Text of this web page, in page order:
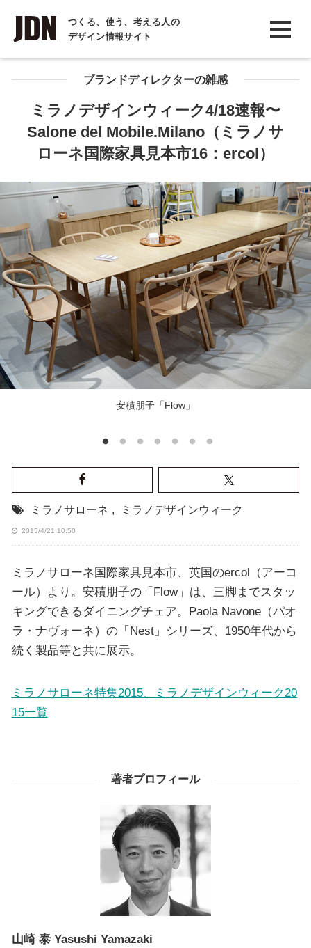
つくる、使う、考える人の
デザイン情報サイト
INTERVIEW
インタビュー
REPORT
COLUMN
コラム
ブランドディレクターの雑感
ミラノデザインウィーク4/18速報〜
Salone del Mobile.Milano（ミラノサ
ローネ国際家具見本市16：ercol）
安積朋子「Flow」
ミラノサローネ , ミラノデザインウィーク
2015/4/21 10:50
ミラノサローネ国際家具見本市、英国のercol（アーコ
ール）より。安積朋子の「Flow」は、三脚までスタッ
キングできるダイニングチェア。Paola Navone（パオ
ラ・ナヴォーネ）の「Nest」シリーズ、1950年代から
続く製品等と共に展示。
ミラノサローネ特集2015、ミラノデザインウィーク20
15一覧
著者プロフィール
山崎 泰 Yasushi Yamazaki